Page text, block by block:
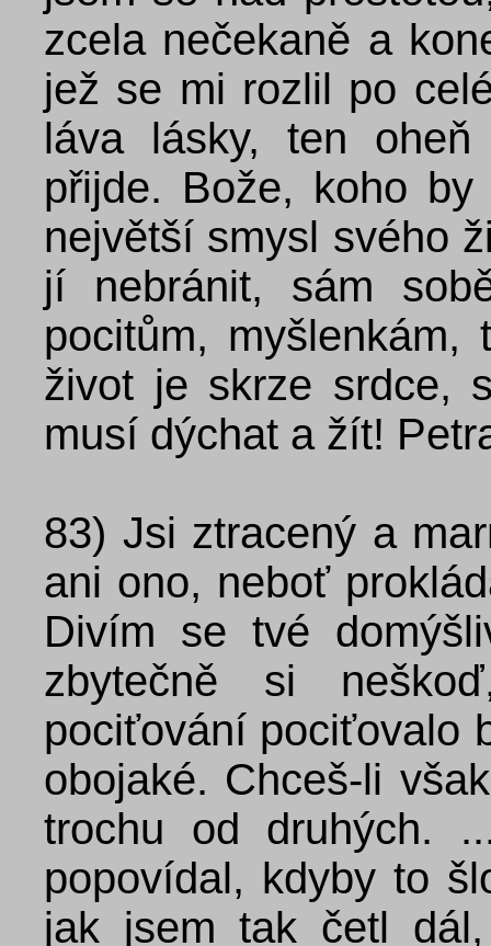
zcela nečekaně a
jež se mi rozlil po
láva lásky, ten
přijde. Bože, koho
největší smysl svého
jí nebránit, sám
pocitům,
život je skrze srdce,
musí dýchat a žít!
83) Jsi ztracený a
ani ono, neboť
Divím se tvé
zbytečně si
pociťování pociťovalo
obojaké. Chceš-li
trochu od druhých.
popovídal, kdyby to
jak jsem tak četl